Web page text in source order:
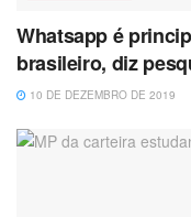
Whatsapp é
brasileiro, diz
10 DE DEZEMBRO DE 2019